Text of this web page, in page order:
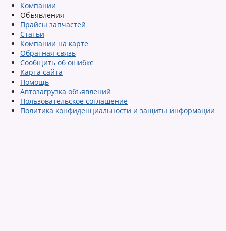
Компании
Объявления
Прайсы запчастей
Статьи
Компании на карте
Обратная связь
Сообщить об ошибке
Карта сайта
Помощь
Автозагрузка объявлений
Пользовательское соглашение
Политика конфиденциальности и защиты информации